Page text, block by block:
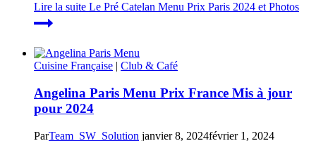
Lire la suite Le Pré Catelan Menu Prix Paris 2024 et Photos
Cuisine Française | Club & Café
Angelina Paris Menu Prix France Mis à jour
pour 2024
ParTeam_SW_Solution janvier 8, 2024février 1, 2024